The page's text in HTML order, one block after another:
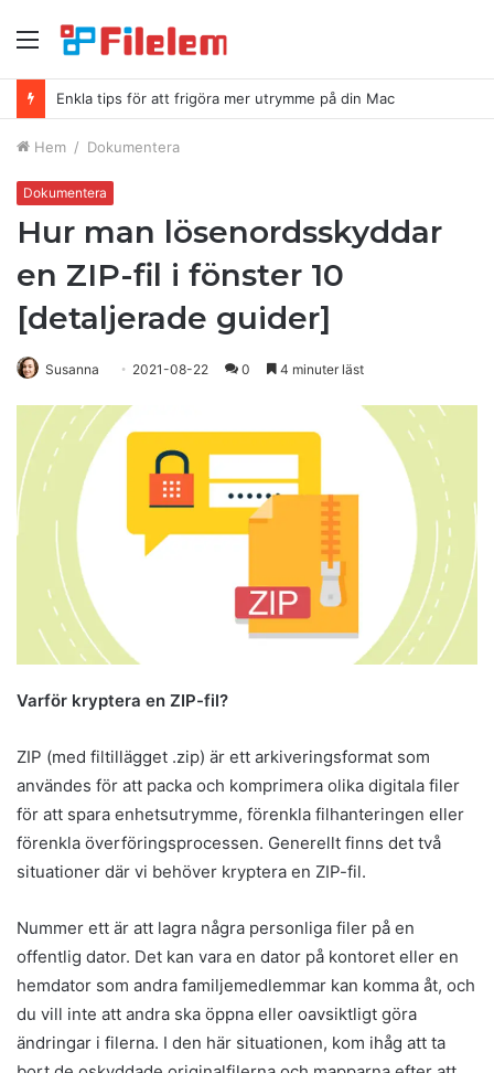
Meny
Hur man tar bort skärmdumpar på Mac
Hem / Dokumentera
Dokumentera
Hur man lösenordsskyddar
en ZIP-fil i fönster 10
[detaljerade guider]
Susanna 2021-08-22 0 4 minuter läst
Varför kryptera en ZIP-fil?
ZIP (med filtillägget .zip) är ett arkiveringsformat som
användes för att packa och komprimera olika digitala filer
för att spara enhetsutrymme, förenkla filhanteringen eller
förenkla överföringsprocessen. Generellt finns det två
situationer där vi behöver kryptera en ZIP-fil.
Nummer ett är att lagra några personliga filer på en
offentlig dator. Det kan vara en dator på kontoret eller en
hemdator som andra familjemedlemmar kan komma åt, och
du vill inte att andra ska öppna eller oavsiktligt göra
ändringar i filerna. I den här situationen, kom ihåg att ta